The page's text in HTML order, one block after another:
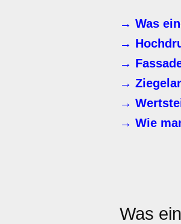
→ Was
→
→
→
→
→ Wie
Was